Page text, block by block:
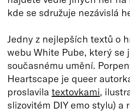
kde se sdružuje nezávislá
Jedny z nejlepších textů o
webu White Pube, který se
současnému umění.
Heartscape je queer
proslavila textovkami,
slizovitém DIY emo stylu) a